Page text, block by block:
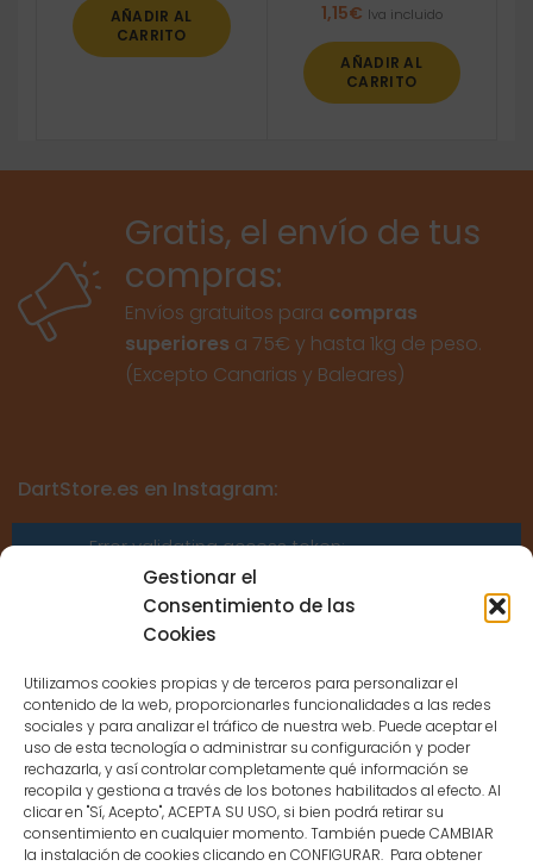
Gestionar el
Consentimiento de las
Cookies
Utilizamos cookies propias y de terceros para personalizar el
contenido de la web, proporcionarles funcionalidades a las redes
sociales y para analizar el tráfico de nuestra web. Puede aceptar el
uso de esta tecnología o administrar su configuración y poder
rechazarla, y así controlar completamente qué información se
recopila y gestiona a través de los botones habilitados al efecto. Al
clicar en "Sí, Acepto", ACEPTA SU USO, si bien podrá retirar su
consentimiento en cualquier momento. También puede CAMBIAR
la instalación de cookies clicando en CONFIGURAR. Para obtener
AÑADIR AL
CARRITO
1,15€ Iva incluido
AÑADIR AL
CARRITO
Gratis, el envío de tus
compras:
Envíos gratuitos para compras
superiores a 75€ y hasta 1kg de peso.
(Excepto Canarias y Baleares)
DartStore.es en Instagram:
Error validating access token:
Sessions for the user are not allowed
because the user is not a confirmed
CONTACTO
MENÚ PRINCIPAL